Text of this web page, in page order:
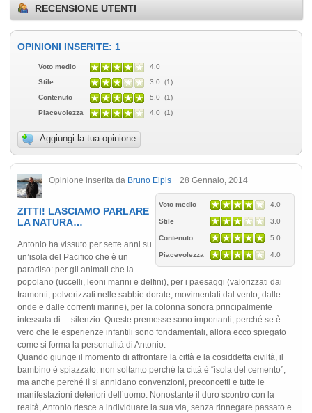
RECENSIONE UTENTI
OPINIONI INSERITE: 1
Voto medio
4.0
Stile
3.0 (1)
Contenuto
5.0 (1)
Piacevolezza
4.0 (1)
Aggiungi la tua opinione
Opinione inserita da Bruno Elpis 28 Gennaio, 2014
Voto medio 4.0
Stile 3.0
Contenuto 5.0
Piacevolezza 4.0
ZITTI! LASCIAMO PARLARE
LA NATURA…
Antonio ha vissuto per sette anni su
un’isola del Pacifico che è un
paradiso: per gli animali che la
popolano (uccelli, leoni marini e delfini), per i paesaggi (valorizzati dai
tramonti, polverizzati nelle sabbie dorate, movimentati dal vento, dalle
onde e dalle correnti marine), per la colonna sonora principalmente
intessuta di… silenzio. Queste premesse sono importanti, perché se è
vero che le esperienze infantili sono fondamentali, allora ecco spiegato
come si forma la personalità di Antonio.
Quando giunge il momento di affrontare la città e la cosiddetta civiltà, il
bambino è spiazzato: non soltanto perché la città è “isola del cemento”,
ma anche perché lì si annidano convenzioni, preconcetti e tutte le
manifestazioni deteriori dell’uomo. Nonostante il duro scontro con la
realtà, Antonio riesce a individuare la sua via, senza rinnegare passato e